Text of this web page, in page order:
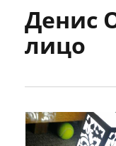
Денис
лицо